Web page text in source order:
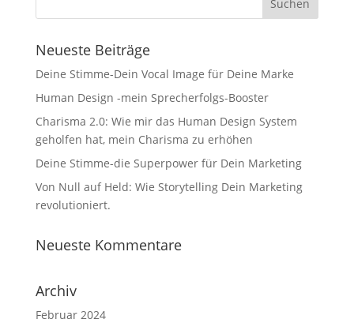
Neueste Beiträge
Deine Stimme-Dein Vocal Image für Deine Marke
Human Design -mein Sprecherfolgs-Booster
Charisma 2.0: Wie mir das Human Design System
geholfen hat, mein Charisma zu erhöhen
Deine Stimme-die Superpower für Dein Marketing
Von Null auf Held: Wie Storytelling Dein Marketing
revolutioniert.
Neueste Kommentare
Archiv
Februar 2024